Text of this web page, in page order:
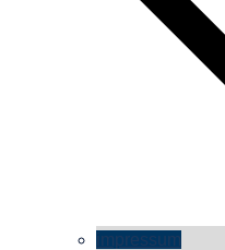
impressum